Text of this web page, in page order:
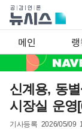
메인
신계용, 동
시장실 운영
기사등록 2026/05/09